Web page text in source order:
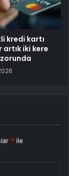
kredi kartı
iki kere
* ile